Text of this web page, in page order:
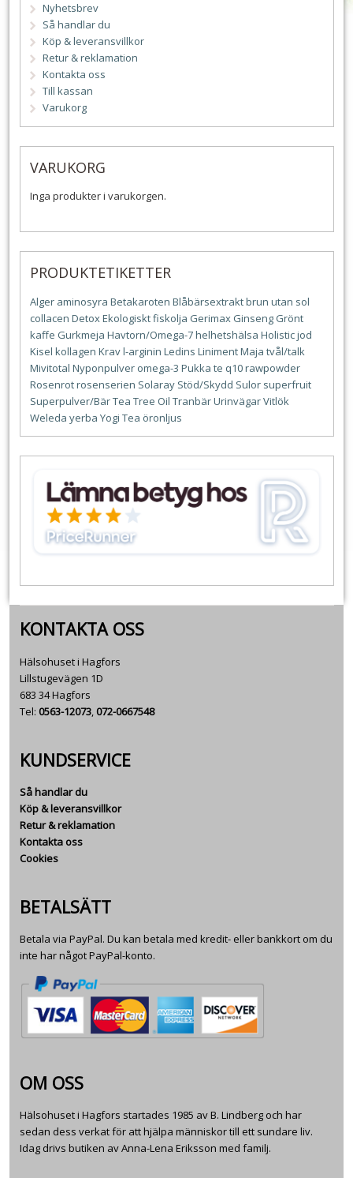
Nyhetsbrev
Så handlar du
Köp & leveransvillkor
Retur & reklamation
Kontakta oss
Till kassan
Varukorg
VARUKORG
Inga produkter i varukorgen.
PRODUKTETIKETTER
Alger aminosyra Betakaroten Blåbärsextraktbrun utan sol
collacen DetoxEkologisktfiskolja Gerimax Ginseng Grönt
kaffe Gurkmeja Havtorn/Omega-7helhetshälsa Holisticjod
Kisel kollagen Kravl-arginin Ledins LinimentMaja tvål/talk
Mivitotal Nyponpulver omega-3 Pukka te q10rawpowder
Rosenrotrosenserien Solaray Stöd/Skydd Sulor superfruit
Superpulver/BärTea Tree Oil TranbärUrinvägarVitlök
Weleda yerba Yogi Tea öronljus
KONTAKTA OSS
Hälsohuset i Hagfors
Lillstugevägen 1D
683 34 Hagfors
Tel: 0563-12073,072-0667548
KUNDSERVICE
Så handlar du
Köp & leveransvillkor
Retur & reklamation
Kontakta oss
Cookies
BETALSÄTT
Betala via PayPal. Du kan betala med kredit- eller bankkort om du
inte har något PayPal-konto.
OM OSS
Hälsohuset i Hagfors startades 1985 av B. Lindberg och har
sedan dess verkat för att hjälpa människor till ett sundare liv.
Idag drivs butiken av Anna-Lena Eriksson med familj.